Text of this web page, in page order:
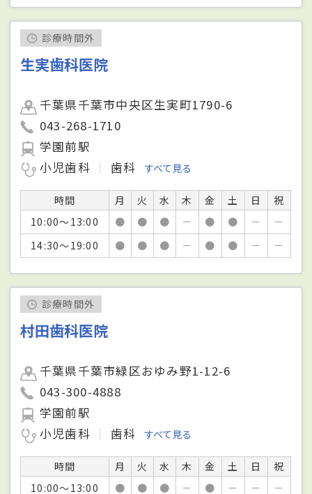
診療時間外
生実歯科医院
千葉県千葉市中央区生実町1790-6
043-268-1710
学園前駅
小児歯科
歯科 すべて見る
時間 月 火 水 木 金 土 日
祝
10:00～13:00
● ● ● － ● ● －
－
14:30～19:00
● ● ● － ● ● － －
診療時間外
村田歯科医院
千葉県千葉市緑区おゆみ野1-12-6
043-300-4888
学園前駅
小児歯科
歯科 すべて見る
時間 月 火 水 木 金 土 日
祝
10:00～13:00
● ● ● － ● － － －